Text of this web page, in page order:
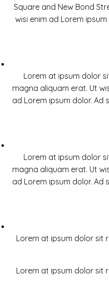
Square and New Bond
wisi enim ad Lorem
Lorem at ipsum dolor
magna aliquam erat. Ut
ad Lorem ipsum dolor. Ad
Lorem at ipsum dolor
magna aliquam erat. Ut
ad Lorem ipsum dolor. Ad
Lorem at ipsum dolor sit
Lorem at ipsum dolor sit